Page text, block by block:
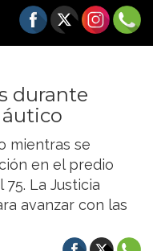
durante
mientras se
en el predio
La Justicia
avanzar con las